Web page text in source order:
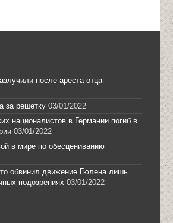
после ареста отца
за решетку 03/01/2022
националистов в Германии погиб в
03/01/2022
в мире по обесцениванию
обвинил движение Гюлена лишь
подозрениях 03/01/2022